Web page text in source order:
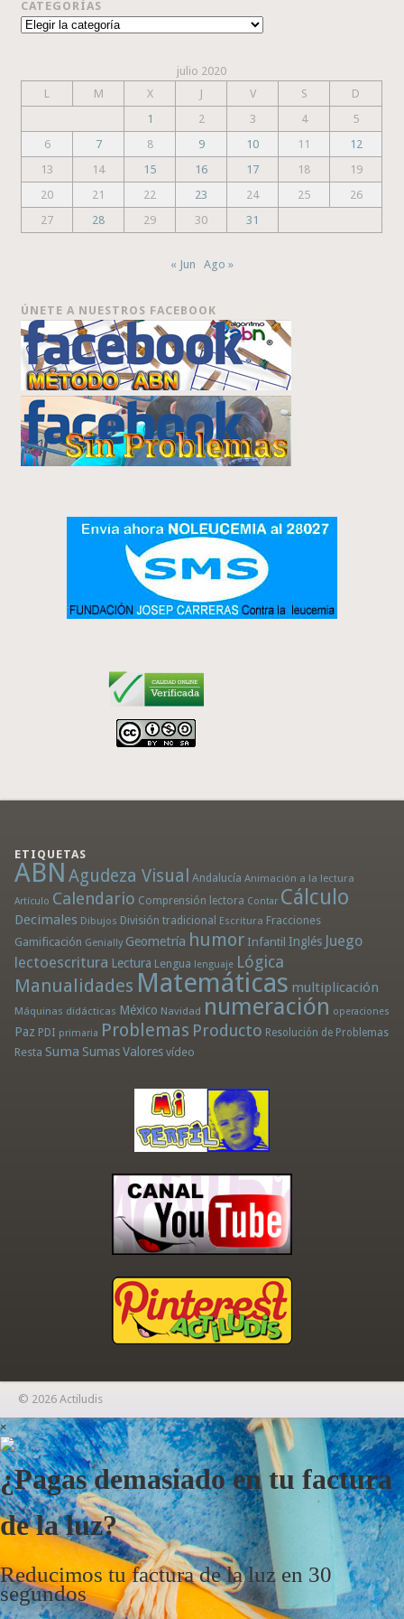
CATEGORÍAS
Categorías
julio 2020
L
M X J V S
D
1
2 3 4
5
6
7 8 9 10 11
12
13
14 15 16 17 18
19
20
21 22 23 24 25
26
27
28 29 30 31
« Jun Ago »
ÚNETE A NUESTROS FACEBOOK
ETIQUETAS
ABN Agudeza Visual Andalucía Animación a la lectura
Artículo Calendario Comprensión lectora Contar Cálculo
Decimales Dibujos División tradicional Escritura Fracciones
Gamificación Genially Geometría humor Infantil Inglés Juego
lectoescritura Lectura Lengua lenguaje Lógica
Manualidades Matemáticas multiplicación
Máquinas didácticas México Navidad numeración operaciones
Paz PDI primaria Problemas Producto Resolución de Problemas
Resta Suma Sumas Valores vídeo
© 2026 Actiludis
×
¿Pagas demasiado en tu factura
de la luz?
Reducimos tu factura de la luz en 30
segundos